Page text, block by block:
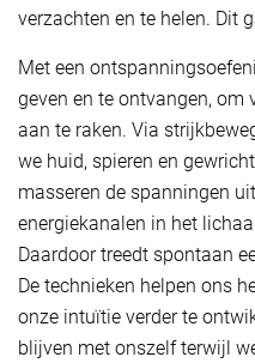
verzachten en te helen. Dit
Met een
geven en te ontvangen,
aan te raken. Via
we huid, spieren en
masseren de spanningen
energiekanalen in het
Daardoor treedt spontaan
De technieken helpen ons
onze intuïtie verder te
blijven met onszelf terwijl